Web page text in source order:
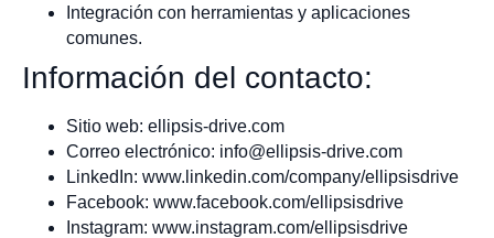
Integración con herramientas y aplicaciones
comunes.
Información del contacto:
Sitio web: ellipsis-drive.com
Correo electrónico: info@ellipsis-drive.com
LinkedIn: www.linkedin.com/company/ellipsisdrive
Facebook: www.facebook.com/ellipsisdrive
Instagram: www.instagram.com/ellipsisdrive